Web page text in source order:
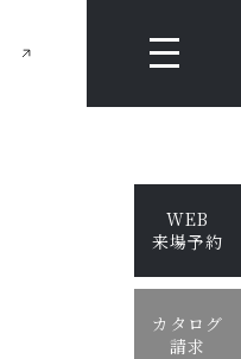
WEB
来場予約
カタログ
請求